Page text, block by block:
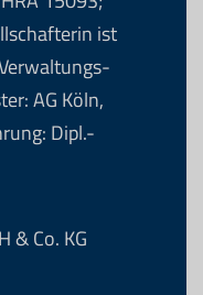
ist
AG Köln,
Dipl.-
& Co. KG